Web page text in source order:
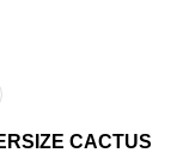
CACTUS